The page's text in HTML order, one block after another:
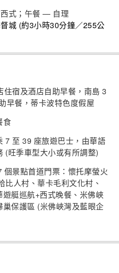
式；午餐 — 自理
城 (約3小時30分鐘／255公
住宿及酒店自助早餐，南島 3
早餐，蒂卡波特色度假屋
食
7 至 39 座旅遊巴士，由華語
(旺季車型大小或有所調整)
個景點首道門票：懷托摩螢火
比人村、華卡毛利文化村、
艇巡航+西式晚餐、米佛峽
保護區 (米佛峽灣及藍眼企